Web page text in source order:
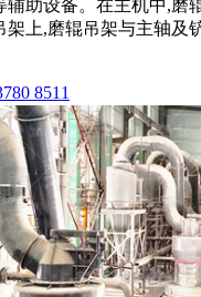
辅助设备。在主机中,磨
架上,磨辊吊架与主轴及
8511